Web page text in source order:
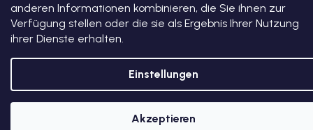
anderen Informationen kombinieren, die Sie ihnen zur
Verfügung stellen oder die sie als Ergebnis Ihrer Nutzung
ihrer Dienste erhalten.
Einstellungen
Akzeptieren